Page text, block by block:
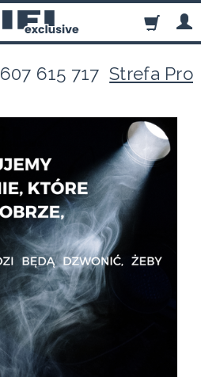
607 615 717Strefa Pro